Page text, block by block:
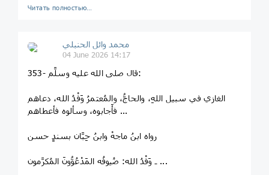
Читать полностью…
محمد وائل الحنبلي
04 June 2026 14:17
353- قال صلى الله عليه وسلَّم:
الغازي في سبيل اللهِ، والحاجُّ، والمُعتمرُ وَفْدُ الله، دعاهم
فأَجابوه، وسألوه فأعطاهم ...
رواه ابنُ ماجهْ وابنُ حِبَّان بسندٍ حسن
ـ وَفْدُ الله: ضُيوفُه المَدْعُوُّونَ المُكرَّمون ...